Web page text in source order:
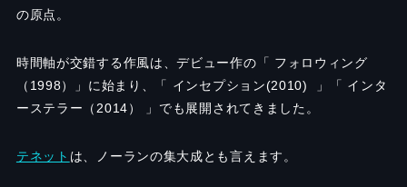
の原点。
時間軸が交錯する作風は、デビュー作の「 フォロウィング
（ 1998）」 に始まり、「 インセプション(2010) 」「 インタ
ーステラー（ 2014） 」 でも展開されてきました。
テネット は、ノーランの集大成とも言えます。